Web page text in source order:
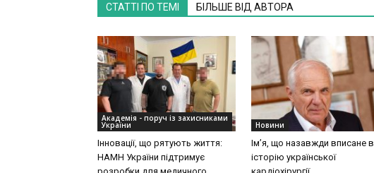
СТАТТІ ПО ТЕМІ БІЛЬШЕ ВІД АВТОРА
Академія - поруч із захисниками
України
Інновації, що рятують життя:
НАМН України підтримує
Новини
Ім’я, що назавжди вписане в
історію української